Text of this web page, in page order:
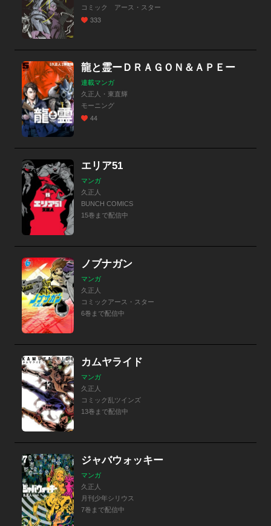
コミック アース・スター
333
龍と霊ーＤＲＡＧＯＮ＆ＡＰＥー
連載マンガ
久正人・東直輝
モーニング
44
エリア51
マンガ
久正人
BUNCH COMICS
15巻まで配信中
ノブナガン
マンガ
久正人
コミックアース・スター
6巻まで配信中
カムヤライド
マンガ
久正人
コミック乱ツインズ
13巻まで配信中
ジャバウォッキー
マンガ
久正人
月刊少年シリウス
7巻まで配信中